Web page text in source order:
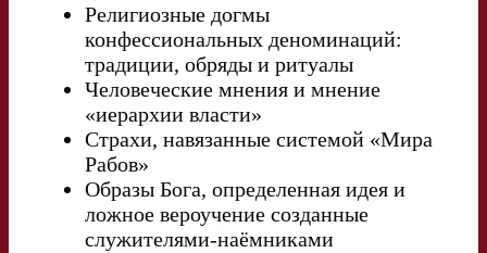
Религиозные догмы
конфессиональных деноминаций:
традиции, обряды и ритуалы
Человеческие мнения и мнение
«иерархии власти»
Страхи, навязанные системой «Мира
Рабов»
Образы Бога, определенная идея и
ложное вероучение созданные
служителями-наёмниками